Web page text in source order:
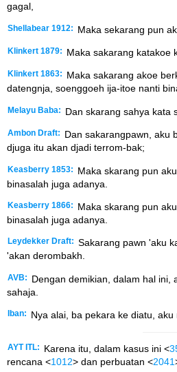
gagal,
Shellabear 1912: Maka sekarang pun
Klinkert 1879: Maka sakarang katakoe
Klinkert 1863:
Maka sakarang akoe
datengnja, soenggoeh ija-itoe nanti
Melayu Baba: Dan skarang sahya kata
Ambon Draft:
Dan sakarangpawn, aku
djuga itu akan djadi terrom-bak;
Keasberry 1853:
Maka skarang pun
binasalah juga adanya.
Keasberry 1866:
Maka skarang pun
binasalah juga adanya.
Leydekker Draft: Sakarang pawn 'aku
'akan derombakh.
AVB:
Dengan demikian, dalam hal ini,
sahaja.
Iban: Nya alai, ba pekara ke diatu,
AYT ITL: Karena itu, dalam kasus ini <
rencana <1012> dan perbuatan <2041